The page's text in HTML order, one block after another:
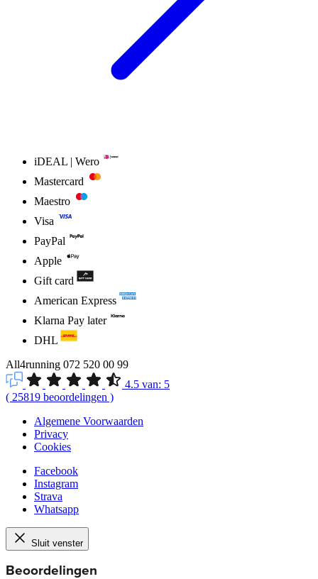
iDEAL | Wero
Mastercard
Maestro
Visa
PayPal
Apple
Gift card
American Express
Klarna Pay later
DHL
All4running 072 520 00 99
4.5 van: 5
( 25819 beoordelingen )
Algemene Voorwaarden
Privacy
Cookies
Facebook
Instagram
Strava
Whatsapp
Sluit venster